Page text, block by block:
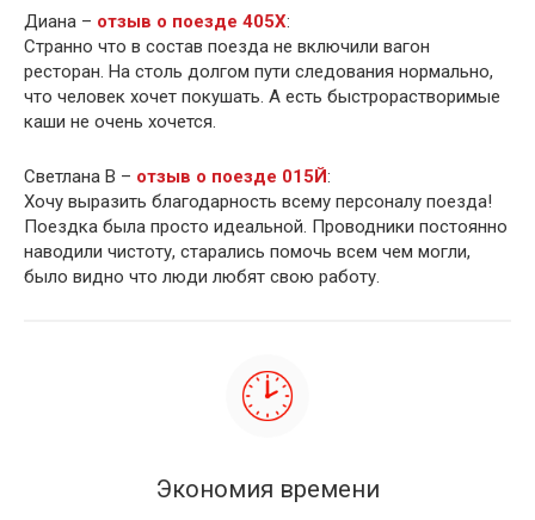
Диана – отзыв о поезде 405Х:
Странно что в состав поезда не включили вагон
ресторан. На столь долгом пути следования нормально,
что человек хочет покушать. А есть быстрорастворимые
каши не очень хочется.
Светлана В – отзыв о поезде 015Й:
Хочу выразить благодарность всему персоналу поезда!
Поездка была просто идеальной. Проводники постоянно
наводили чистоту, старались помочь всем чем могли,
было видно что люди любят свою работу.
Экономия времени